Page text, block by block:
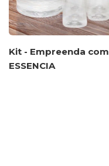
Kit - Empreenda com
ESSENCIA